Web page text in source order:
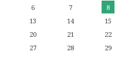
6 7
8
13 14
15
20 21
22
27 28
29